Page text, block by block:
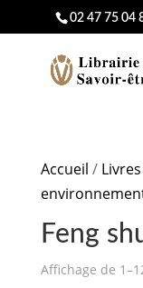
02 47 75 04
Accueil / Livres
Feng
Affichage de